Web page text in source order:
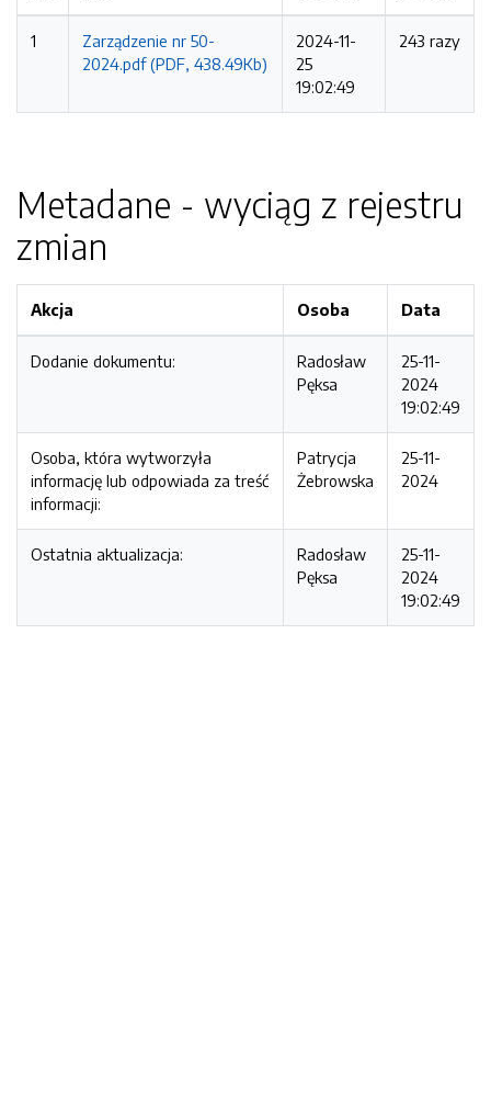
1
Zarządzenie nr 50-
2024.pdf (PDF, 438.49Kb)
2024-11-
25
19:02:49
243 razy
Metadane - wyciąg z rejestru
zmian
Akcja Osoba Data
Dodanie dokumentu:
Radosław
Pęksa
25-11-
2024
19:02:49
Osoba, która wytworzyła
informację lub odpowiada za treść
informacji:
Patrycja
Żebrowska
25-11-
2024
Ostatnia aktualizacja:
Radosław
Pęksa
25-11-
2024
19:02:49